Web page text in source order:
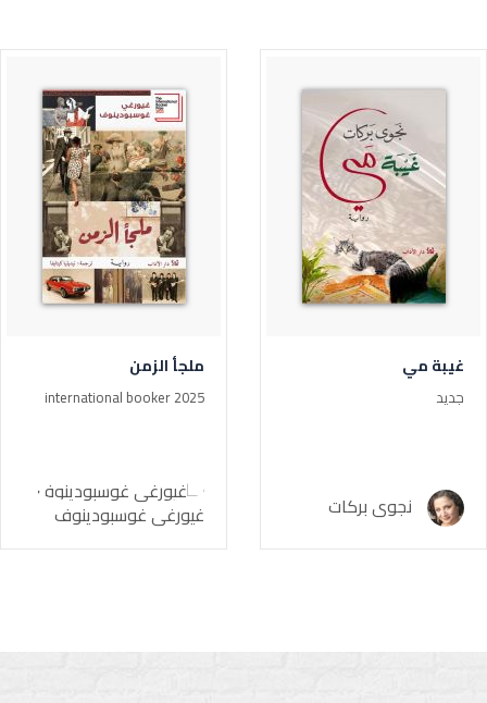
غيبة مي
جديد
نجوى بركات
ملجأ الزمن
international booker 2025
غيورغي غوسبودينوف